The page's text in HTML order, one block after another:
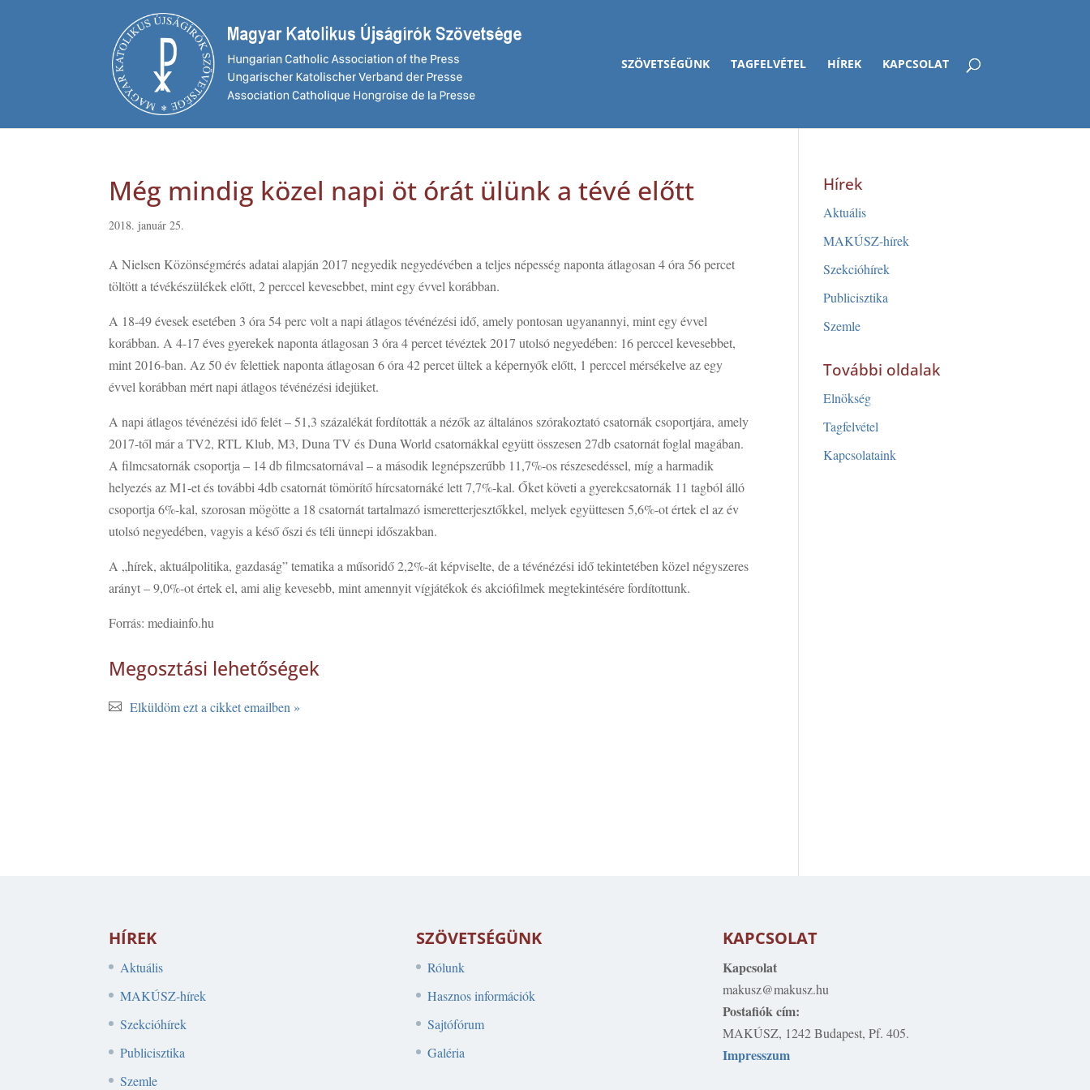
SZÖVETSÉGÜNK TAGFELVÉTEL HÍREK KAPCSOLAT
Még mindig közel napi öt órát ülünk a tévé előtt
2018. január 25.
A Nielsen Közönségmérés adatai alapján 2017 negyedik negyedévében a teljes népesség naponta átlagosan 4 óra 56 percet
töltött a tévékészülékek előtt, 2 perccel kevesebbet, mint egy évvel korábban.
A 18-49 évesek esetében 3 óra 54 perc volt a napi átlagos tévénézési idő, amely pontosan ugyanannyi, mint egy évvel
korábban. A 4-17 éves gyerekek naponta átlagosan 3 óra 4 percet tévéztek 2017 utolsó negyedében: 16 perccel kevesebbet,
mint 2016-ban. Az 50 év felettiek naponta átlagosan 6 óra 42 percet ültek a képernyők előtt, 1 perccel mérsékelve az egy
évvel korábban mért napi átlagos tévénézési idejüket.
A napi átlagos tévénézési idő felét – 51,3 százalékát fordították a nézők az általános szórakoztató csatornák csoportjára, amely
2017-től már a TV2, RTL Klub, M3, Duna TV és Duna World csatornákkal együtt összesen 27db csatornát foglal magában.
A filmcsatornák csoportja – 14 db filmcsatornával – a második legnépszerűbb 11,7%-os részesedéssel, míg a harmadik
helyezés az M1-et és további 4db csatornát tömörítő hírcsatornáké lett 7,7%-kal. Őket követi a gyerekcsatornák 11 tagból álló
csoportja 6%-kal, szorosan mögötte a 18 csatornát tartalmazó ismeretterjesztőkkel, melyek együttesen 5,6%-ot értek el az év
utolsó negyedében, vagyis a késő őszi és téli ünnepi időszakban.
A „hírek, aktuálpolitika, gazdaság” tematika a műsoridő 2,2%-át képviselte, de a tévénézési idő tekintetében közel négyszeres
arányt – 9,0%-ot értek el, ami alig kevesebb, mint amennyit vígjátékok és akciófilmek megtekintésére fordítottunk.
Forrás: mediainfo.hu
Megosztási lehetőségek
Elküldöm ezt a cikket emailben »
Hírek
Aktuális
MAKÚSZ-hírek
Szekcióhírek
Publicisztika
Szemle
További oldalak
Elnökség
Tagfelvétel
Kapcsolataink
HÍREK
Aktuális
MAKÚSZ-hírek
Szekcióhírek
Publicisztika
Szemle
SZÖVETSÉGÜNK
Rólunk
Hasznos információk
Sajtófórum
Galéria
KAPCSOLAT
Kapcsolat
makusz@makusz.hu
Postafiók cím:
MAKÚSZ, 1242 Budapest, Pf. 405.
Impresszum